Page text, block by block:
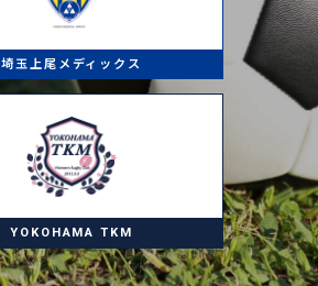
埼玉上尾メディックス
YOKOHAMA TKM